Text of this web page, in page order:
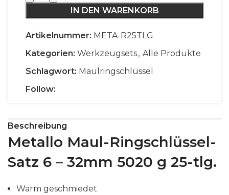
IN DEN WARENKORB
Artikelnummer: META-R25TLG
Kategorien: Werkzeugsets, Alle Produkte
Schlagwort: Maulringschlüssel
Follow:
Beschreibung
Metallo Maul-Ringschlüssel-
Satz 6 – 32mm 5020 g 25-tlg.
Warm geschmiedet